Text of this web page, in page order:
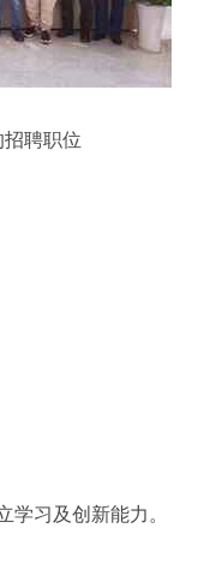
聘职位
学习及创新能力。